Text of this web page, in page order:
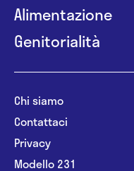
Alimentazione
Genitorialità
Chi siamo
Contattaci
Privacy
Modello 231